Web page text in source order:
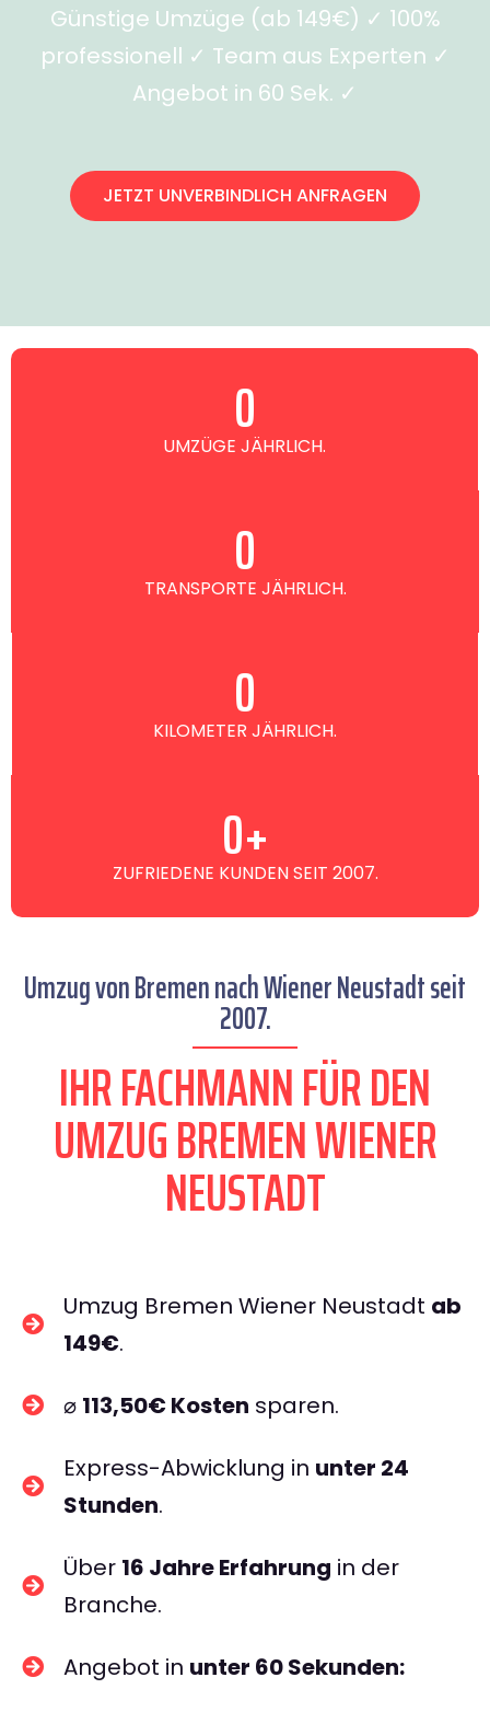
Günstige Umzüge (ab 149€) ✓ 100%
professionell ✓ Team aus Experten ✓
Angebot in 60 Sek. ✓
JETZT UNVERBINDLICH ANFRAGEN
UMZÜGE JÄHRLICH.
0
TRANSPORTE JÄHRLICH.
0
KILOMETER JÄHRLICH.
0
ZUFRIEDENE KUNDEN SEIT 2007.
0+
Umzug von Bremen nach Wiener Neustadt seit
2007.
IHR FACHMANN FÜR DEN
UMZUG BREMEN WIENER
NEUSTADT
Umzug Bremen Wiener Neustadt ab
149€.
⌀ 113,50€ Kosten sparen.
Express-Abwicklung in unter 24
Stunden.
Über 16 Jahre Erfahrung in der
Branche.
Angebot in unter 60 Sekunden: